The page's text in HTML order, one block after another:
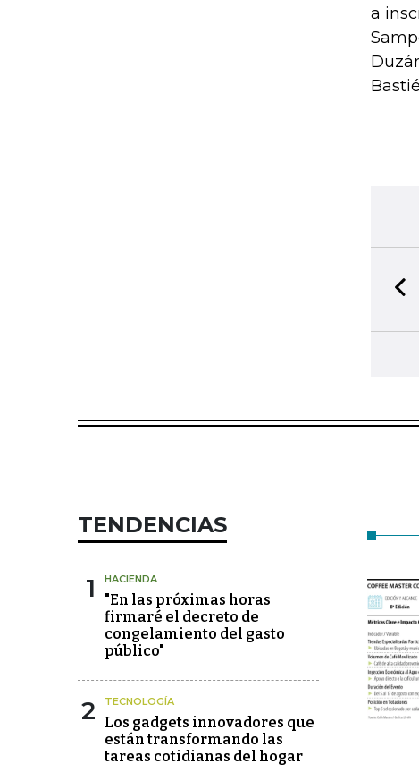
a
TENDENCIAS
1 HACIENDA
"En las próximas horas
firmaré el decreto de
congelamiento del gasto
público"
2 TECNOLOGÍA
Los gadgets innovadores que
están transformando las
tareas cotidianas del hogar